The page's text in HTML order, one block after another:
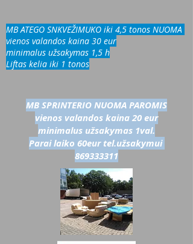
MB ATEGO SNKVEŽIMUKO iki 4,5 tonos NUOMA
vienos valandos kaina 30 eur
minimalus užsakymas 1,5 h
Liftas kelia iki 1 tonos
MB SPRINTERIO NUOMA PAROMIS
vienos valandos kaina 20 eur
minimalus užsakymas 1val.
Parai laiko 60eur tel.užsakymui
869333311